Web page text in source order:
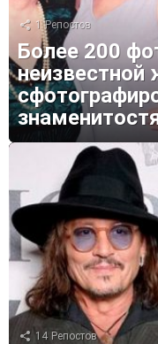
1 Репостов
Более 200
14 Репостов